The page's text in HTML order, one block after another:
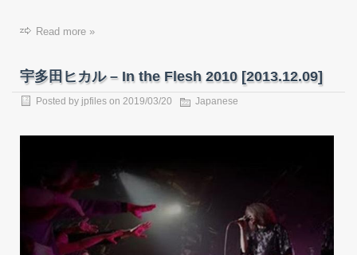
Read more »
宇多田ヒカル – In the Flesh 2010 [2013.12.09]
Posted by jpfiles on 2019/03/20 Japanese